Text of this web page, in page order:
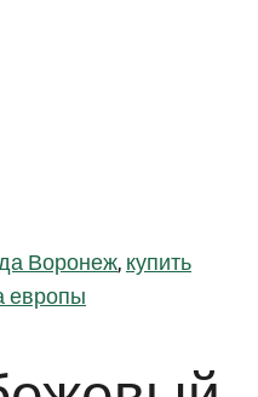
Воронеж,купить
европы